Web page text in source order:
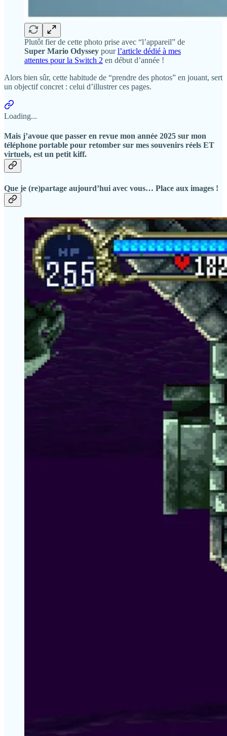
Plutôt fier de cette photo prise avec “l’appareil” de
Super Mario Odyssey pourl’article dédié à mes
attentes pour la Switch 2 en début d’année !
Alors bien sûr, cette habitude de “prendre des photos” en jouant, sert
un objectif concret : celui d’illustrer ces pages.
Loading...
Mais j’avoue que passer en revue mon année 2025 sur mon
téléphone portable pour retomber sur mes souvenirs réels ET
virtuels, est un petit kiff.
Que je (re)partage aujourd’hui avec vous… Place aux images !